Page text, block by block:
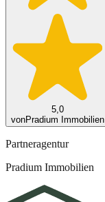
5,0
vonPradium Immobilien
Partneragentur
Pradium Immobilien